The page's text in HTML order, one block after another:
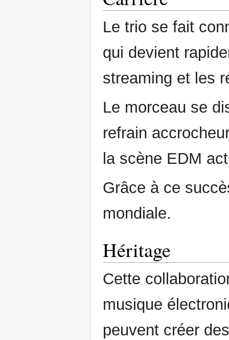
Le trio se fait
qui devient
streaming et les
Le morceau se
refrain
la scène EDM
Grâce à ce
mondiale.
Héritage
Cette
musique
peuvent créer